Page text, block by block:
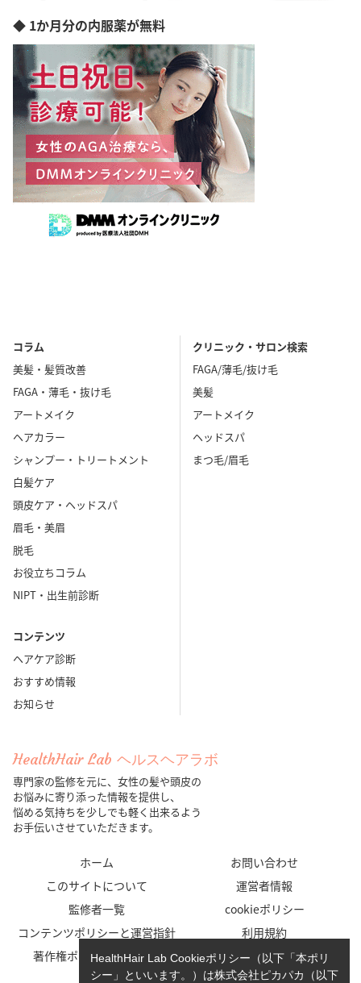
◆ 1か月分の内服薬が無料
コラム
美髪・髪質改善
FAGA・薄毛・抜け毛
アートメイク
ヘアカラー
シャンプー・トリートメント
白髪ケア
頭皮ケア・ヘッドスパ
眉毛・美眉
脱毛
お役立ちコラム
NIPT・出生前診断
コンテンツ
ヘアケア診断
おすすめ情報
お知らせ
クリニック・サロン検索
FAGA/薄毛/抜け毛
美髪
アートメイク
ヘッドスパ
まつ毛/眉毛
HealthHair Lab ヘルスヘアラボ
専門家の監修を元に、女性の髪や頭皮の
お悩みに寄り添った情報を提供し、
悩める気持ちを少しでも軽く出来るよう
お手伝いさせていただきます。
ホーム
お問い合わせ
このサイトについて
運営者情報
監修者一覧
cookieポリシー
コンテンツポリシーと運営指針
利用規約
著作権ポリシー/免責事項
プライバシーポリシー
HealthHair Lab Cookieポリシー（以下「本ポリ
シー」といいます。）は株式会社ピカパカ（以下